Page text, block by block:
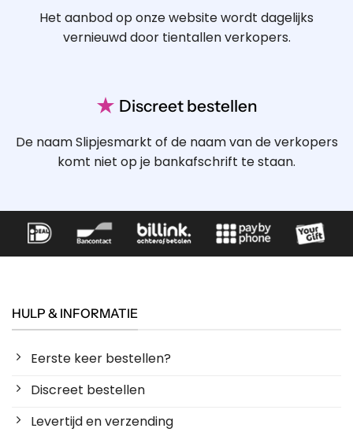
Het aanbod op onze website wordt dagelijks
vernieuwd door tientallen verkopers.
★ Discreet bestellen
De naam Slipjesmarkt of de naam van de verkopers
komt niet op je bankafschrift te staan.
HULP & INFORMATIE
Eerste keer bestellen?
Discreet bestellen
Levertijd en verzending